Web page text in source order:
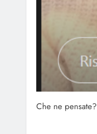
Che ne pensate?